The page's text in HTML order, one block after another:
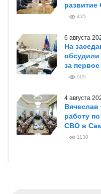
развитие
435
6 августа
На
обсудили
за
505
4 августа
работу
СВО в
1130